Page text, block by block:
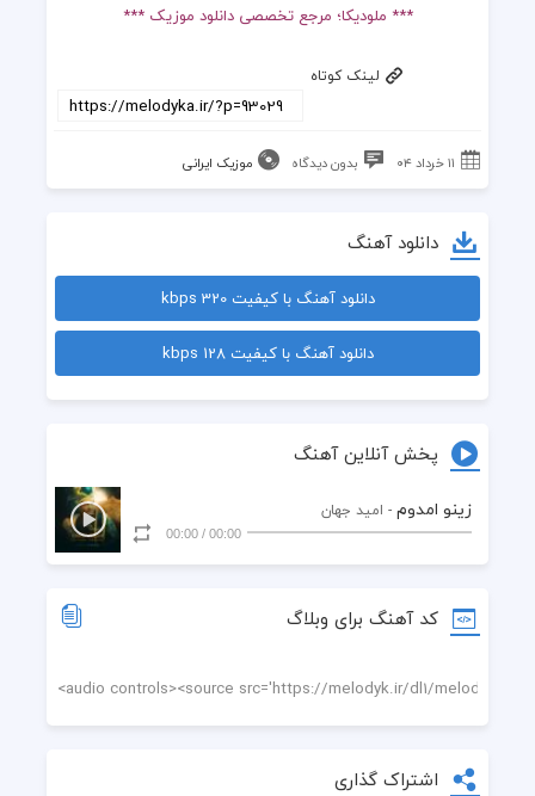
*** ملودیکا؛ مرجع تخصصی دانلود موزیک ***
لینک کوتاه
۱۱ خرداد ۰۴ بدون دیدگاه موزیک ایرانی
دانلود آهنگ
دانلود آهنگ با کیفیت 320 kbps
دانلود آهنگ با کیفیت 128 kbps
پخش آنلاین آهنگ
زینو امدوم - امید جهان
00:00
/
00:00
کد آهنگ برای وبلاگ
اشتراک گذاری